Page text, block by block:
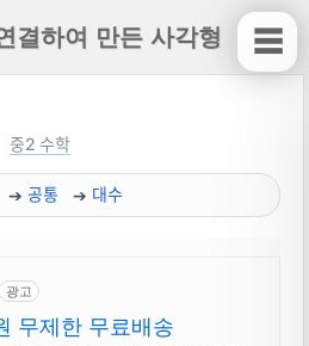
결하여 만든 사각형
중2 수학
공통 대수
광고
무제한 무료배송
☰